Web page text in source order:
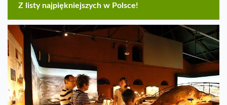
Z listy najpiękniejszych w Polsce!